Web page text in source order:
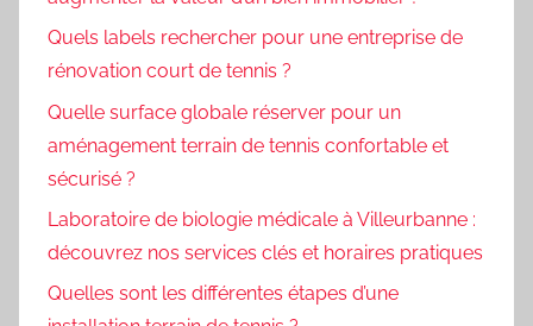
Quels labels rechercher pour une entreprise de
rénovation court de tennis ?
Quelle surface globale réserver pour un
aménagement terrain de tennis confortable et
sécurisé ?
Laboratoire de biologie médicale à Villeurbanne :
découvrez nos services clés et horaires pratiques
Quelles sont les différentes étapes d’une